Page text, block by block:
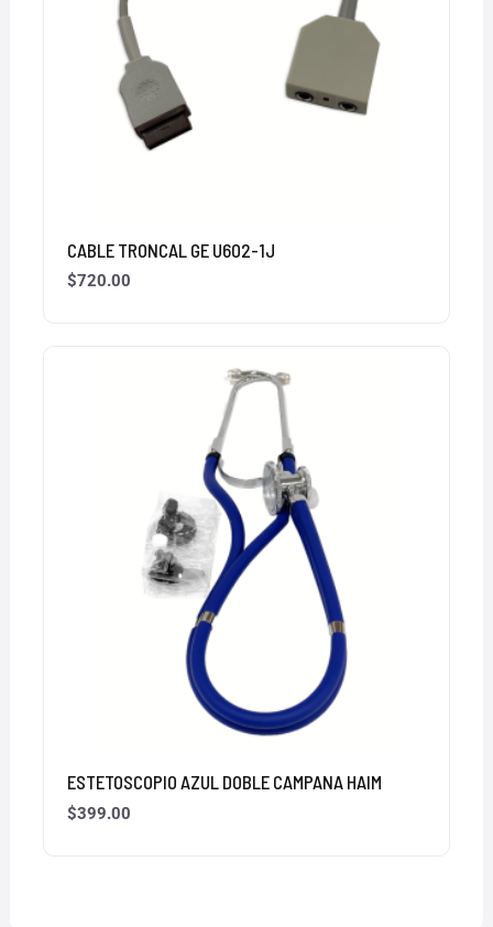
CABLE TRONCAL GE U602-1J
$720.00
ESTETOSCOPIO AZUL DOBLE CAMPANA HAIM
$399.00